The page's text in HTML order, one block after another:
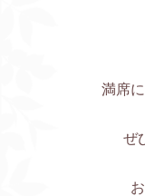
満席
ぜ